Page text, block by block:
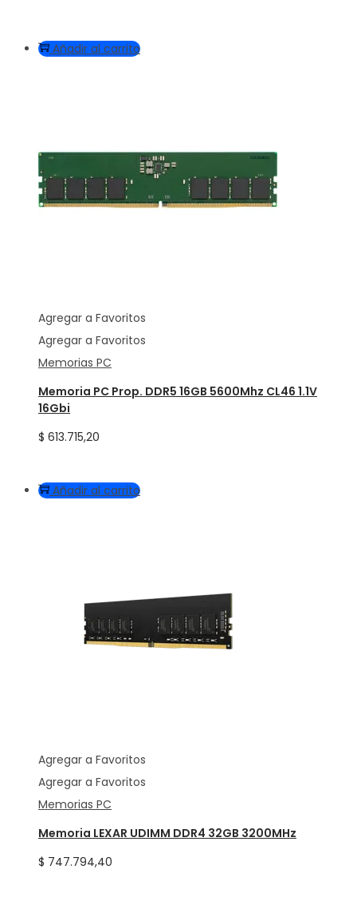
Añadir al carrito
Agregar a Favoritos
Agregar a Favoritos
Memorias PC
Memoria PC Prop. DDR5 16GB 5600Mhz CL46 1.1V
16Gbi
$ 613.715,20
Añadir al carrito
Agregar a Favoritos
Agregar a Favoritos
Memorias PC
Memoria LEXAR UDIMM DDR4 32GB 3200MHz
$ 747.794,40